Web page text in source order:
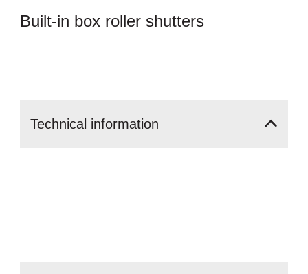
Built-in box roller shutters
Technical information